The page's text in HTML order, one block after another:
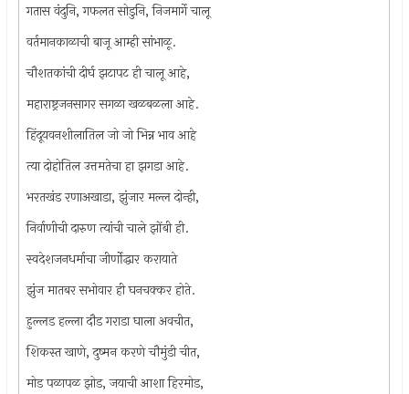
गतास वंदुनि, गफलत सोडुनि, निजमार्गे चालू
वर्तमानकाळाची बाजू आम्ही सांभाळू.
चौशतकांची दीर्घ झटापट ही चालू आहे,
महाराष्ट्रजनसागर सगळा खळबळला आहे.
हिंदूयवनशीलातिल जो जो भिन्न भाव आहे
त्या दोहोतिल उत्तमतेचा हा झगडा आहे.
भरतखंड रणाअखाडा, झुंजार मल्ल दोन्ही,
निर्वाणीची दारुण त्यांची चाले झोंबी ही.
स्वदेशजनधर्माचा जीर्णोद्धार करायाते
झुंज मातबर सभोवार ही घनचक्कर होते.
हुल्लड हल्ला दौड गराडा घाला अवचीत,
शिकस्त खाणे, दुष्मन करणे चौमुंडी चीत,
मोड पळापळ झोड, जयाची आशा हिरमोड,